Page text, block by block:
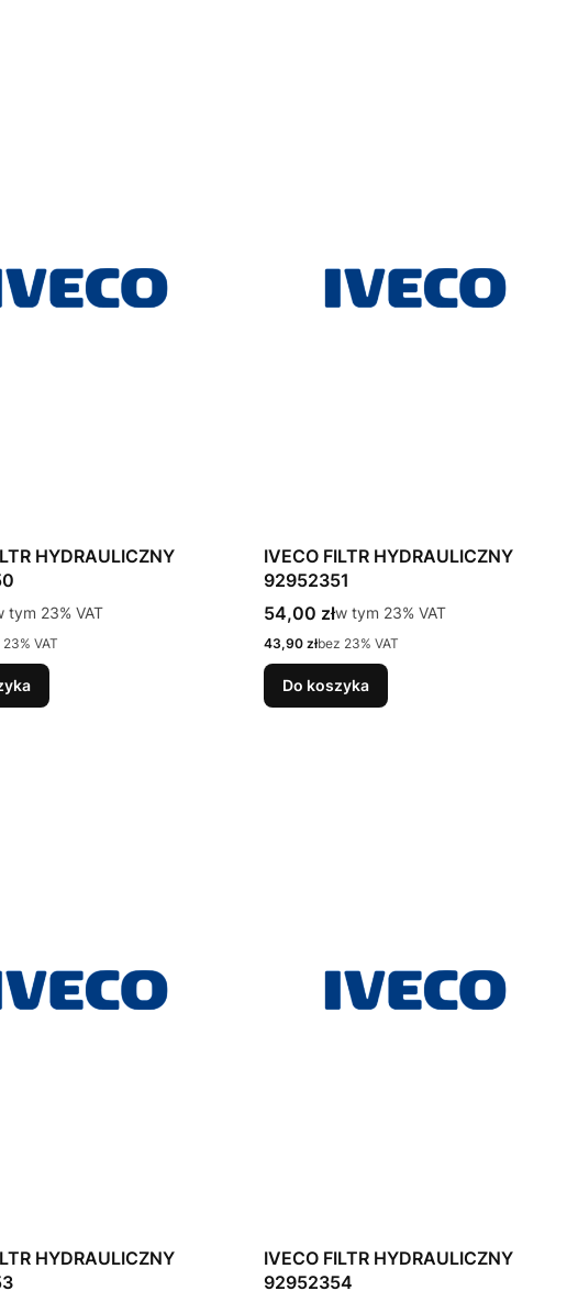
HYDRAULICZNY
tym %s VAT
tym 23% VAT
VAT
IVECO FILTR HYDRAULICZNY
92952351
Cena brutto
54,00 złw tym %s VAT
w tym 23% VAT
Cena netto
43,90 złbez 23% VAT
Do koszyka
HYDRAULICZNY
IVECO FILTR HYDRAULICZNY
92952354